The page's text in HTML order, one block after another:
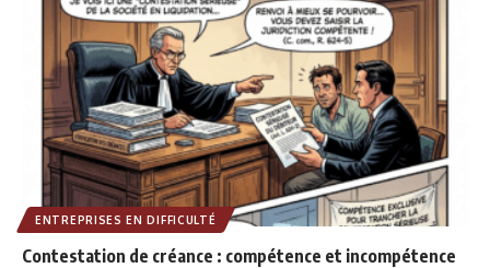
ENTREPRISES EN DIFFICULTÉ
Contestation de créance : compétence et incompétence